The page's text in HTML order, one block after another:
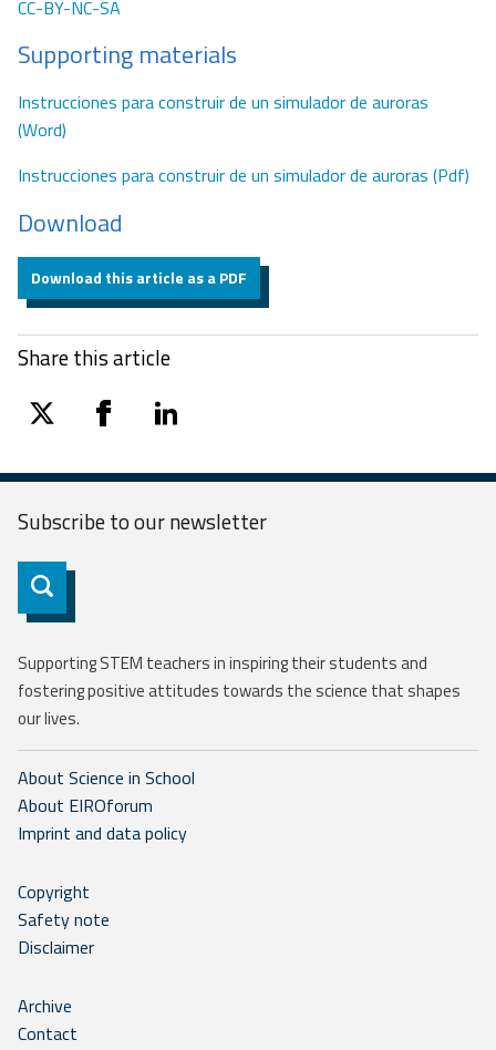
CC-BY-NC-SA
Supporting materials
Instrucciones para construir de un simulador de auroras
(Word)
Instrucciones para construir de un simulador de auroras (Pdf)
Download
Download this article as a PDF
Share this article
twitter facebooklinkedin
Subscribe to ournewsletter
Subscribe
Supporting STEM teachers in inspiring their students and
fostering positive attitudes towards the science that shapes
our lives.
About Science in School
About EIROforum
Imprint and data policy
Copyright
Safety note
Disclaimer
Archive
Contact